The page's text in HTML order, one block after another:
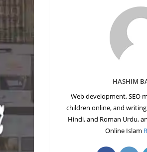
HASHIM
Web development, SEO
children online, and
Hindi, and Roman Urdu,
Online Islam